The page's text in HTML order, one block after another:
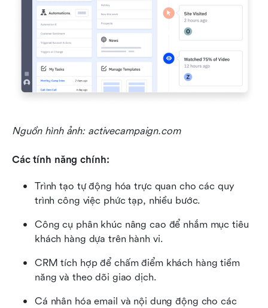
Nguồn hình ảnh: activecampaign.com
Các tính năng chính:
Trình tạo tự động hóa trực quan cho các quy
trình công việc phức tạp, nhiều bước.
Công cụ phân khúc nâng cao để nhắm mục tiêu
khách hàng dựa trên hành vi.
CRM tích hợp để chấm điểm khách hàng tiềm
năng và theo dõi giao dịch.
Cá nhân hóa email và nội dung động cho các